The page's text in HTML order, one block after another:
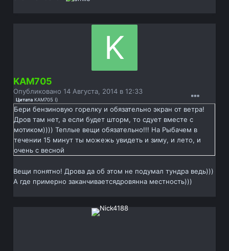
KAM705
Опубликовано14 Августа, 2014 в 12:33
Цитата KAM705 ()
Бери бензиновую горелку и обязательно экран от ветра!
Дров там нет, а если будет шторм, то сдует вместе с
мотиком)))) Теплые вещи обязательно!!! На Рыбачем в
течении 15 минут ты можежь увидеть и зиму, и лето, и
очень с весной
Вещи понятно! Дрова да об этом не подумал тундра ведь)))
А где примерно заканчиваетсядровянна местность)))